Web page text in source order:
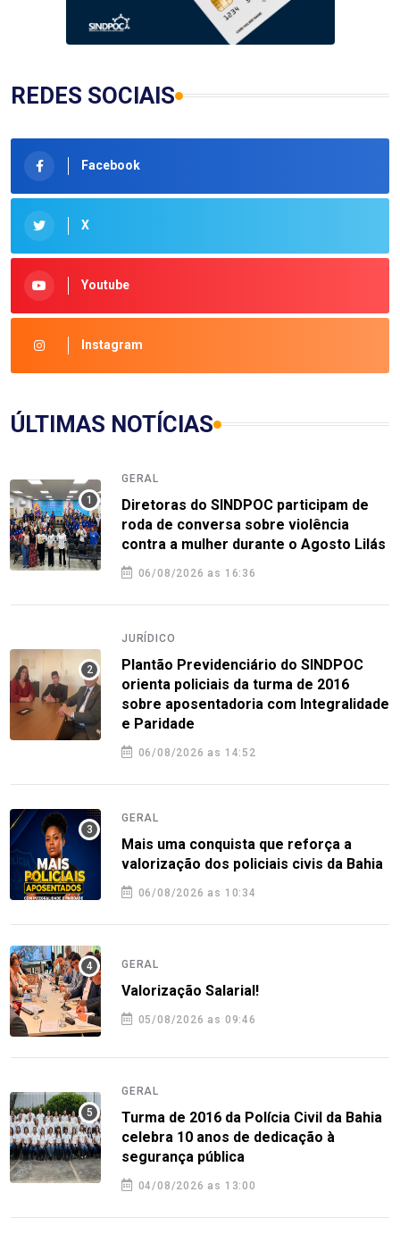
REDES SOCIAIS
Facebook
X
Youtube
Instagram
ÚLTIMAS NOTÍCIAS
GERAL
Diretoras do SINDPOC participam de
roda de conversa sobre violência
contra a mulher durante o Agosto Lilás
06/08/2026 as 16:36
JURÍDICO
Plantão Previdenciário do SINDPOC
orienta policiais da turma de 2016
sobre aposentadoria com Integralidade
e Paridade
06/08/2026 as 14:52
GERAL
Mais uma conquista que reforça a
valorização dos policiais civis da Bahia
06/08/2026 as 10:34
GERAL
Valorização Salarial!
05/08/2026 as 09:46
GERAL
Turma de 2016 da Polícia Civil da Bahia
celebra 10 anos de dedicação à
segurança pública
04/08/2026 as 13:00